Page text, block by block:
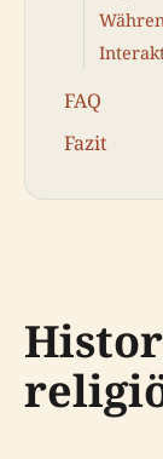
FAQ
Fazit